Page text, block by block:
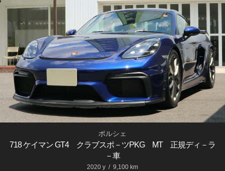
ポルシェ
718 ケイマン GT4 クラブスポ－ツPKG MT 正規ディ－ラ
－車
2020 y / 9,100 km